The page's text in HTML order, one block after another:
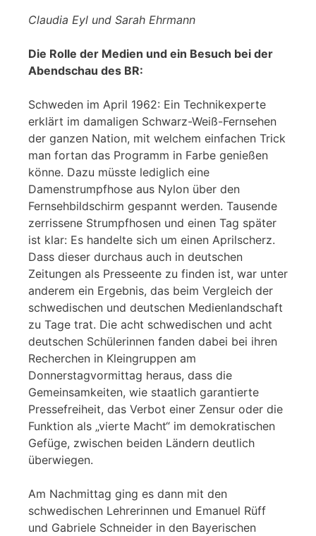
Claudia Eyl und Sarah Ehrmann
Die Rolle der Medien und ein Besuch bei der
Abendschau des BR:
Schweden im April 1962: Ein Technikexperte
erklärt im damaligen Schwarz-Weiß-Fernsehen
der ganzen Nation, mit welchem einfachen Trick
man fortan das Programm in Farbe genießen
könne. Dazu müsste lediglich eine
Damenstrumpfhose aus Nylon über den
Fernsehbildschirm gespannt werden. Tausende
zerrissene Strumpfhosen und einen Tag später
ist klar: Es handelte sich um einen Aprilscherz.
Dass dieser durchaus auch in deutschen
Zeitungen als Presseente zu finden ist, war unter
anderem ein Ergebnis, das beim Vergleich der
schwedischen und deutschen Medienlandschaft
zu Tage trat. Die acht schwedischen und acht
deutschen Schülerinnen fanden dabei bei ihren
Recherchen in Kleingruppen am
Donnerstagvormittag heraus, dass die
Gemeinsamkeiten, wie staatlich garantierte
Pressefreiheit, das Verbot einer Zensur oder die
Funktion als „vierte Macht“ im demokratischen
Gefüge, zwischen beiden Ländern deutlich
überwiegen.
Am Nachmittag ging es dann mit den
schwedischen Lehrerinnen und Emanuel Rüff
und Gabriele Schneider in den Bayerischen